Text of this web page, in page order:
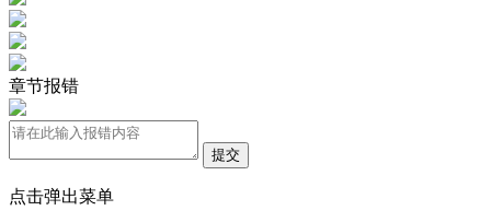
章节报错
提交
点击弹出菜单